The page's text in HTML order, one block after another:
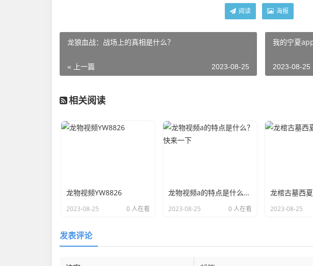
阅读 海报
龙狼血战：战场上的真相是什么？
« 上一篇 2023-08-25
我的宁夏
2023-08-25
相关阅读
龙物视频YW8826
2023-08-25 0 人在看
龙物视频a的特点是什么？快来一下
2023-08-25 0 人在看 2023-08-25
发表评论